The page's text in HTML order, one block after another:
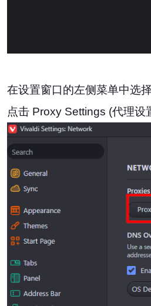
在设置窗口的左侧菜单中选
点击 Proxy Settings (代理设